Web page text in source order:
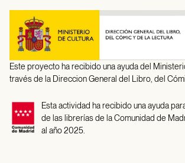
Este proyecto ha recibido una ayuda del
través de la Direccion General del Libro, del
Esta actividad ha recibido una ayuda
de las librerías de la Comunidad de
al año 2025.